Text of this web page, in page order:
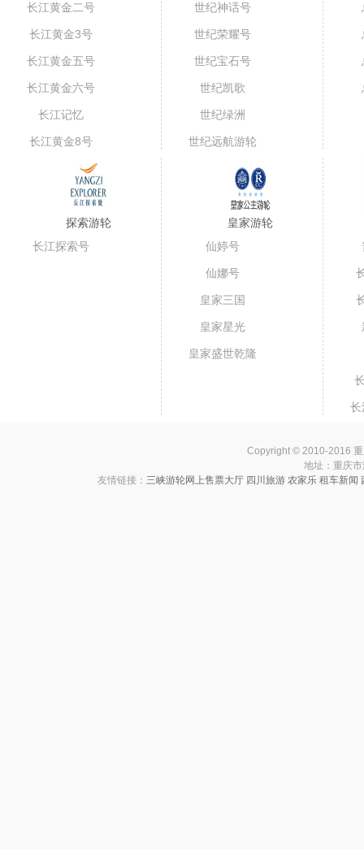
长江黄金二号
长江黄金3号
长江黄金五号
长江黄金六号
长江记忆
长江黄金8号
世纪神话号
世纪荣耀号
世纪宝石号
世纪凯歌
世纪绿洲
世纪远航游轮
探索游轮
长江探索号
皇家游轮
仙婷号
仙娜号
皇家三国
皇家星光
皇家盛世乾隆
长
Copyright © 2010-2016
地址：重庆
友情链接： 三峡游轮网上售票大厅 四川旅游 农家乐 租车新闻